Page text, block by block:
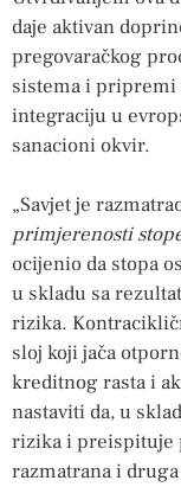
daje aktivan
pregovaračkog
sistema i pripremi
integraciju u
sanacioni okvir.
„Savjet je
primjerenosti
ocijenio da stopa
u skladu sa
rizika.
sloj koji jača
kreditnog rasta i
nastaviti da, u
rizika i preispituje
razmatrana i